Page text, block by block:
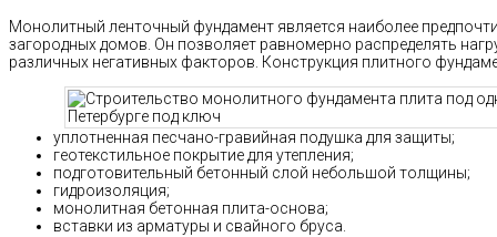
Монолитный ленточный фундамент является наиболее
загородных домов. Он позволяет равномерно распределять
различных негативных факторов. Конструкция плитного
уплотненная песчано-гравийная подушка для защиты;
геотекстильное покрытие для утепления;
подготовительный бетонный слой небольшой толщины;
гидроизоляция;
монолитная бетонная плита-основа;
вставки из арматуры и свайного бруса.